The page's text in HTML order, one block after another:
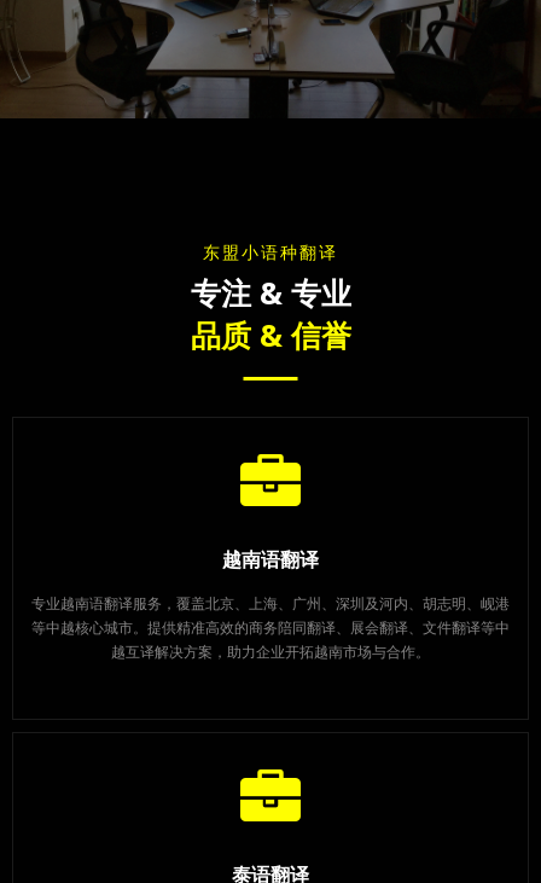
东盟小语种翻译
专注 & 专业
品质 & 信誉
越南语翻译
专业越南语翻译服务，覆盖北京、上海、广州、深圳及河内、胡志明、岘港
等中越核心城市。提供精准高效的商务陪同翻译、展会翻译、文件翻译等中
越互译解决方案，助力企业开拓越南市场与合作。
泰语翻译